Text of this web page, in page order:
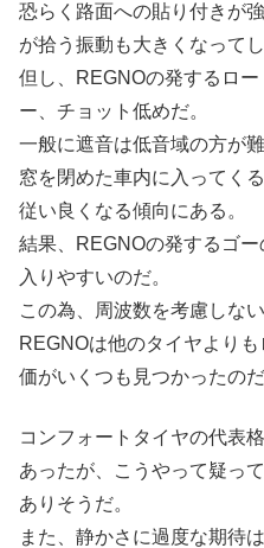
恐らく路面への貼り付きが
が拾う振動も大きくなって
但し、REGNOの発するロ
ー、チョット低めだ。
一般に遮音は低音域の方が難
窓を閉めた車内に入ってく
従い良くなる傾向にある。
結果、REGNOの発するゴ
入りやすいのだ。
この為、周波数を考慮しな
REGNOは他のタイヤより
価がいくつも見つかったのだ
コンフォートタイヤの代表
あったが、こうやって疑っ
ありそうだ。
また、静かさに過度な期待